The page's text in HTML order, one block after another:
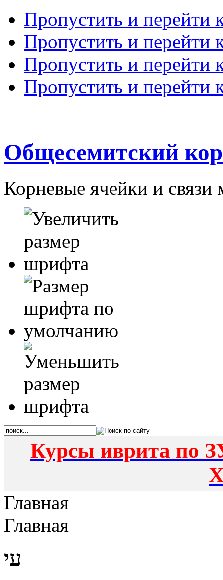
Пропустить и перейти
Пропустить и перейти
Пропустить и перейти
Пропустить и перейти
Общесемитский
Корневые ячейки и
Курсы иврита по
Главная
Главная
עי